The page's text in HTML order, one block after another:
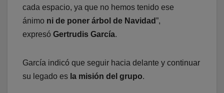
cada espacio, ya que no hemos tenido ese
ánimo ni de poner árbol de Navidad”,
expresó Gertrudis García.
García indicó que seguir hacia delante y continuar
su legado es la misión del grupo.